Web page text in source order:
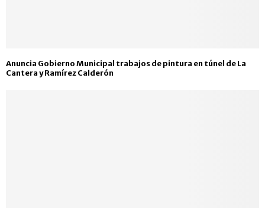
Anuncia Gobierno Municipal trabajos de pintura en túnel de La
Cantera y Ramírez Calderón